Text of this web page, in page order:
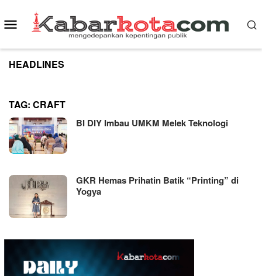
to
content
Mobile
Menu
HEADLINES
TAG: CRAFT
BI DIY Imbau UMKM Melek Teknologi
GKR Hemas Prihatin Batik “Printing” di
Yogya